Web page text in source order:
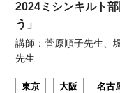
2024ミシンキルト
う」
講師：菅原順子先生、
先生
東京 大阪 名古